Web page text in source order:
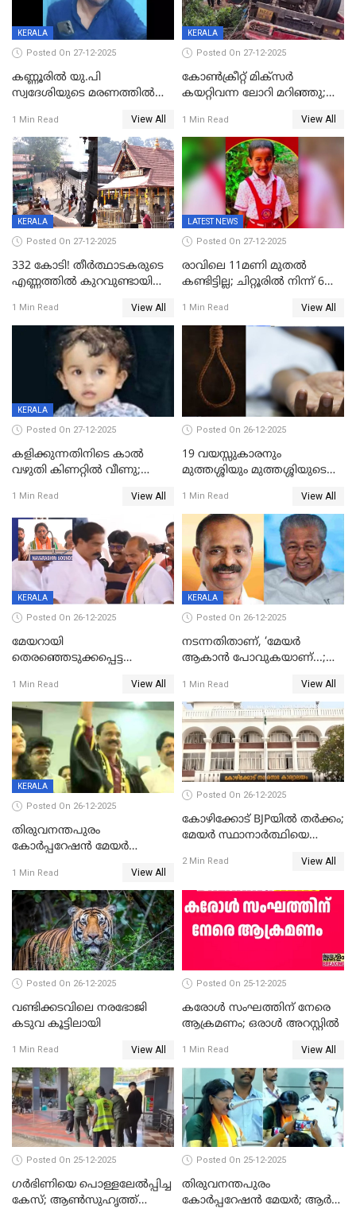
KERALA
Posted On 27-12-2025
കണ്ണൂരിൽ യു.പി
സ്വദേശിയുടെ മരണത്തിൽ
കേസ്; തർക്കമുണ്ടായത്
ഫേഷ്യലിന് 300 രൂപ
ആവശ്യപ്പെട്ടതിനെച്ചൊല്ലി
1 Min Read View All
KERALA
Posted On 27-12-2025
കോണ്‍ക്രീറ്റ് മിക്‌സര്‍
കയറ്റിവന്ന ലോറി മറിഞ്ഞു;
അപകടം കണ്ണൂരിൽ
1 Min Read View All
KERALA
Posted On 27-12-2025
332 കോടി! തീർത്ഥാടകരുടെ
എണ്ണത്തിൽ കുറവുണ്ടായിട്ടും
കുതിച്ചുയരുന്നു
1 Min Read View All
LATEST NEWS
Posted On 27-12-2025
രാവിലെ 11മണി മുതൽ
കണ്ടിട്ടില്ല; ചിറ്റൂരിൽ നിന്ന് 6
1 Min Read View All
KERALA
Posted On 27-12-2025
കളിക്കുന്നതിനിടെ കാൽ
വഴുതി കിണറ്റിൽ വീണു;
ദാരുണാന്ത്യം
1 Min Read View All
Posted On 26-12-2025
19 വയസ്സുകാരനും
മുത്തശ്ശിയും മുത്തശ്ശിയുടെ
മരിച്ചനിലയിൽ
1 Min Read View All
KERALA
Posted On 26-12-2025
മേയറായി
തെരഞ്ഞെടുക്കപ്പെട്ട
ആദ്യ വോട്ട് അസാധു; കണ്ണൂർ
ഡെപ്യൂട്ടി മേയർ സ്ഥാനത്ത്
താഹിറിന് വിജയം
1 Min Read View All
KERALA
Posted On 26-12-2025
നടന്നതിതാണ്, ‘മേയർ
ആകാൻ പോവുകയാണ്...;
മുഖ്യമന്ത്രിയുടെ ഓഫീസ്
തന്നെ വിശദീകരിയ്ക്കുന്നു;
സത്യമിതാണ്
1 Min Read View All
KERALA
Posted On 26-12-2025
തിരുവനന്തപുരം
കോര്‍പ്പറേഷന്‍ മേയര്‍
ഹൈക്കോടതിയിലേക്ക്;
സത്യപ്രതിജ്ഞ ചടങ്ങില്‍
ചട്ടലംഘനമെന്ന് പാർട്ടി
1 Min Read View All
Posted On 26-12-2025
കോഴിക്കോട് BJPയിൽ തർക്കം;
മേയർ സ്ഥാനാർത്ഥിയെ
2 Min Read View All
Posted On 26-12-2025
വണ്ടിക്കടവിലെ നരഭോജി
കടുവ കൂട്ടിലായി
1 Min Read View All
Posted On 25-12-2025
കരോള്‍ സംഘത്തിന് നേരെ
ആക്രമണം; ഒരാള്‍ അറസ്റ്റില്‍
1 Min Read View All
Posted On 25-12-2025
ഗര്‍ഭിണിയെ പൊള്ളലേല്‍പ്പിച്ച
കേസ്; ആണ്‍സുഹൃത്ത്
Posted On 25-12-2025
തിരുവനന്തപുരം
കോര്‍പ്പറേഷന്‍ മേയർ; ആര്‍